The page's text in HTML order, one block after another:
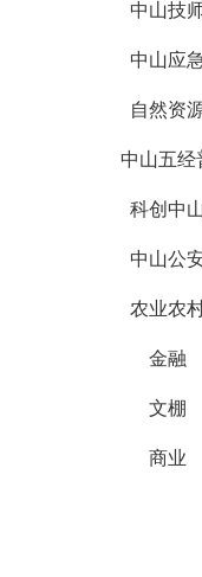
中山技
中山应
自然资
中山五经
科创中
中山公
农业农
金融
文棚
商业